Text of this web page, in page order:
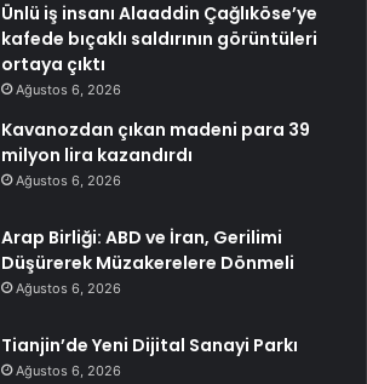
Ünlü iş insanı Alaaddin Çağlıköse’ye
kafede bıçaklı saldırının görüntüleri
ortaya çıktı
Ağustos 6, 2026
Kavanozdan çıkan madeni para 39
milyon lira kazandırdı
Ağustos 6, 2026
Arap Birliği: ABD ve İran, Gerilimi
Düşürerek Müzakerelere Dönmeli
Ağustos 6, 2026
Tianjin’de Yeni Dijital Sanayi Parkı
Ağustos 6, 2026